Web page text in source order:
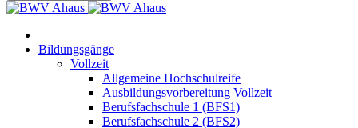
Bildungsgänge
Vollzeit
Allgemeine Hochschulreife
Ausbildungsvorbereitung Vollzeit
Berufsfachschule 1 (BFS1)
Berufsfachschule 2 (BFS2)